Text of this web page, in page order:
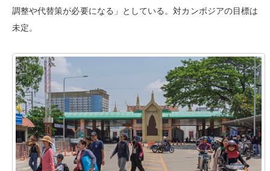
調整や代替策が必要になる」としている。対カンボジアの目標は
未定。